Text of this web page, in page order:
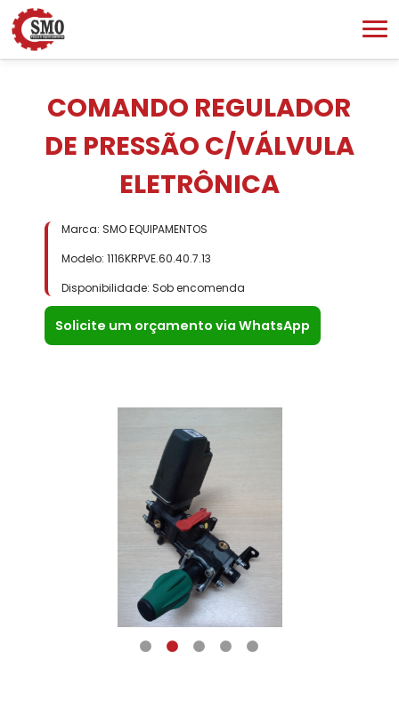
COMANDO REGULADOR
DE PRESSÃO C/VÁLVULA
ELETRÔNICA
Marca: SMO EQUIPAMENTOS
Modelo: 1116KRPVE.60.40.7.13
Disponibilidade: Sob encomenda
Solicite um orçamento via WhatsApp